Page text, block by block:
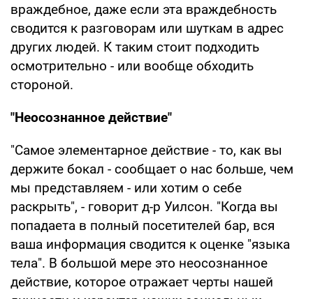
враждебное, даже если эта враждебность
сводится к разговорам или шуткам в адрес
других людей. К таким стоит подходить
осмотрительно - или вообще обходить
стороной.
"Неосознанное действие"
"Самое элементарное действие - то, как вы
держите бокал - сообщает о нас больше, чем
мы представляем - или хотим о себе
раскрыть", - говорит д-р Уилсон. "Когда вы
попадаета в полный посетителей бар, вся
ваша информация сводится к оценке "языка
тела". В большой мере это неосознанное
действие, которое отражает черты нашей